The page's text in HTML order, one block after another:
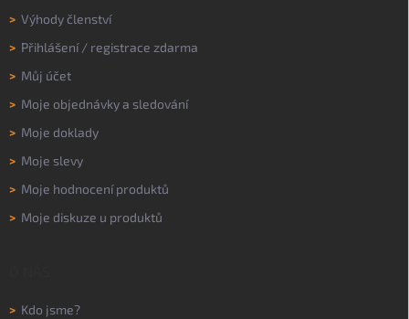
> Výhody členství
> Přihlášení/ registrace zdarma
> Můj účet
> Moje objednávky a sledování
> Moje doklady
> Moje slevy
> Moje hodnocení produktů
> Moje diskuze u produktů
> Kdo jsme?